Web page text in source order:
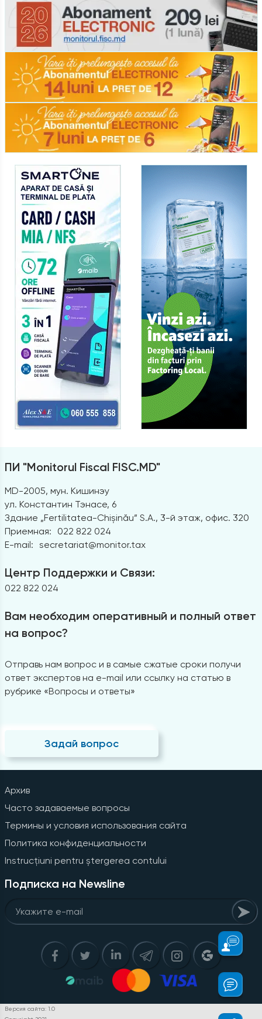
ПИ "Monitorul Fiscal FISC.MD"
MD-2005, мун. Кишинэу
ул. Константин Тэнасе, 6
Здание „Fertilitatea-Chișinău” S.A., 3-й этаж, офис. 320
Приемная:
022 822 024
E-mail: secretariat@monitor.tax
Центр Поддержки и Связи:
022 822 024
Вам необходим оперативный и полный ответ
на вопрос?
Отправь нам вопрос и в самые сжатые сроки получи
ответ экспертов на e-mail или ссылку на статью в
рубрике «Вопросы и ответы»
Задай вопрос
Архив
Часто задаваемые вопросы
Термины и условия использования сайта
Политика конфиденциальности
Instrucțiuni pentru ștergerea contului
Подписка на Newsline
Версия сайта: 1.0